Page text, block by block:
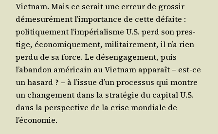
Viet­nam. Mais ce serait une erreur de gros­sir
déme­su­ré­ment l’importance de cette défaite :
poli­ti­que­ment l’impérialisme U.S. perd son pres­
tige, éco­no­mi­que­ment, mili­tai­re­ment, il n’a rien
per­du de sa force. Le désen­ga­ge­ment, puis
l’abandon amé­ri­cain au Viet­nam appa­raît – est-ce
un hasard ? – à l’issue d’un pro­ces­sus qui montre
un chan­ge­ment dans la stra­té­gie du capi­tal U.S.
dans la pers­pec­tive de la crise mon­diale de
l’économie.